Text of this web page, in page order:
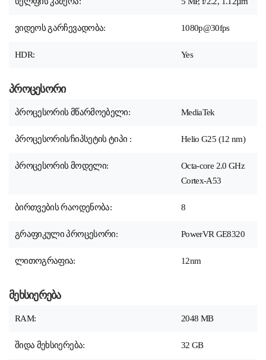
ვიდეოს გარჩევადობა: 1080p@30fps
HDR: Yes
პროცესორი
პროცესორის მწარმოებელი: MediaTek
პროცესორის/ჩიპსეტის ტიპი : Helio G25 (12 nm)
პროცესორის მოდელი:
Octa-core 2.0 GHz
Cortex-A53
ბირთვების რაოდენობა: 8
გრაფიკული პროცესორი: PowerVR GE8320
ლითოგრაფია: 12nm
მეხსიერება
RAM: 2048 MB
შიდა მეხსიერება: 32 GB